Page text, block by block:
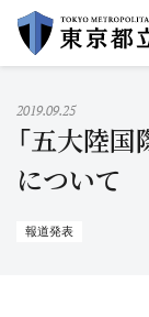
イ
グローバルメニュ
2019.09.25
「五大陸
について
報道発表